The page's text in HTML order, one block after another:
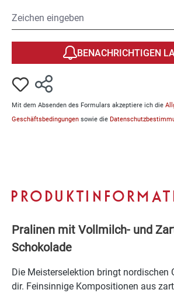
BENACHRICHTIGEN
Mit dem Absenden des Formulars akzeptiere ich die
Geschäftsbedingungen sowie die
Pralinen mit Vollmilch- und
Schokolade
Die Meisterselektion bringt nordischen
dir. Feinsinnige Kompositionen aus